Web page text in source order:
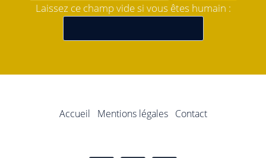
Laissez ce champ vide si vous êtes humain :
Accueil Mentions légales Contact